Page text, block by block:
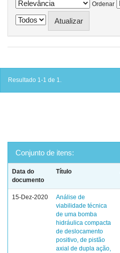
Ordenar
Resultado 1-1 de 1.
Conjunto de itens:
Data do
documento
Título
15-Dez-2020
Análise de
viabilidade técnica
de uma bomba
hidráulica compacta
de deslocamento
positivo, de pistão
axial de dupla ação,